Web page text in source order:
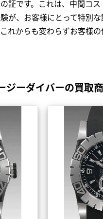
証です。これは、中間コ
が、お客様にとって特別
れからも変わらずお客様の
ジーダイバーの買取